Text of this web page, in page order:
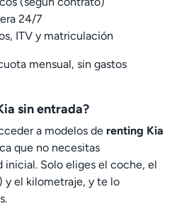
24/7
ITV y matriculación
mensual, sin gastos
sin entrada?
a modelos de renting Kia
que no necesitas
inicial. Solo eliges el coche, el
y el kilometraje, y te lo